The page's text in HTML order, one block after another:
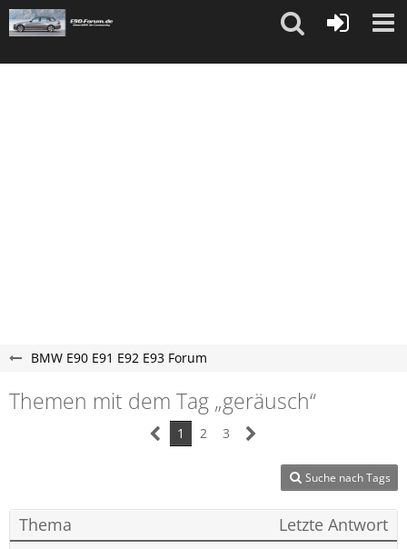
"
BMW E90 E91 E92 E93 Forum
Themen mit dem Tag „geräusch“
1 2 3
Suche nach Tags
Thema Letzte Antwort